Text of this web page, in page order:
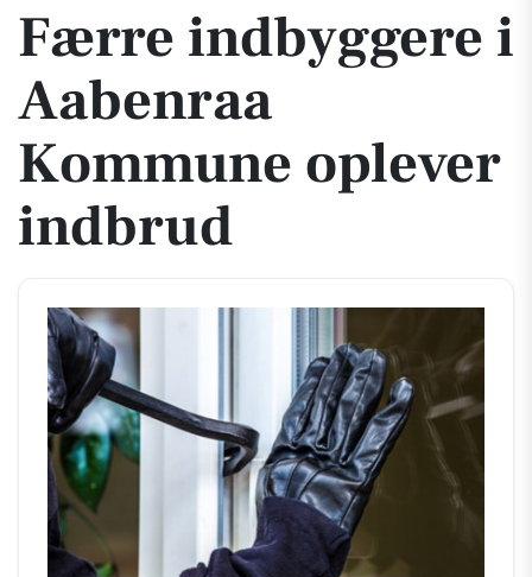
Færre indbyggere i
Aabenraa
Kommune oplever
indbrud